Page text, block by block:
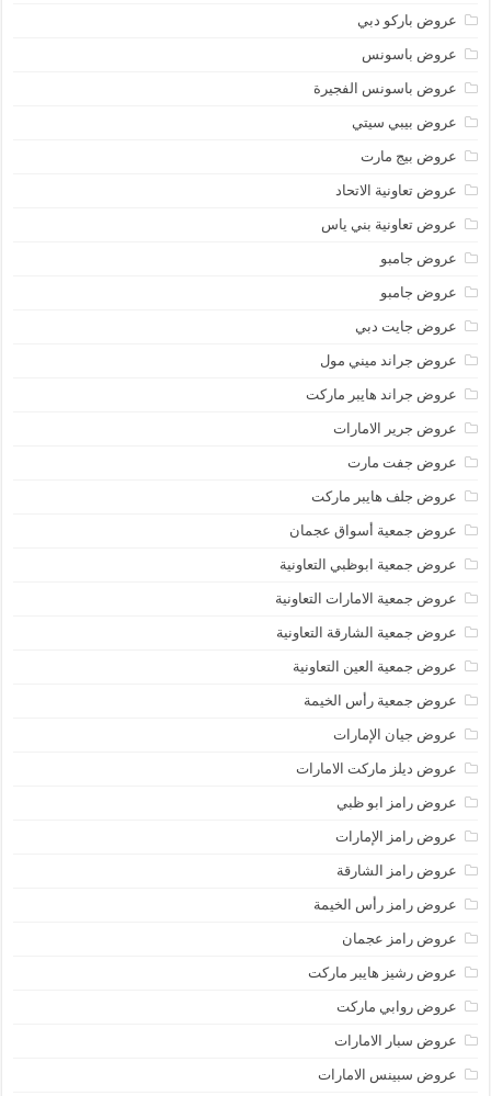
عروض باركو دبي
عروض باسونس
عروض باسونس الفجيرة
عروض بيبي سيتي
عروض بيج مارت
عروض تعاونية الاتحاد
عروض تعاونية بني ياس
عروض جامبو
عروض جامبو
عروض جايت دبي
عروض جراند ميني مول
عروض جراند هايبر ماركت
عروض جرير الامارات
عروض جفت مارت
عروض جلف هايبر ماركت
عروض جمعية أسواق عجمان
عروض جمعية ابوظبي التعاونية
عروض جمعية الامارات التعاونية
عروض جمعية الشارقة التعاونية
عروض جمعية العين التعاونية
عروض جمعية رأس الخيمة
عروض جيان الإمارات
عروض ديلز ماركت الامارات
عروض رامز ابو ظبي
عروض رامز الإمارات
عروض رامز الشارقة
عروض رامز رأس الخيمة
عروض رامز عجمان
عروض رشيز هايبر ماركت
عروض روابي ماركت
عروض سبار الامارات
عروض سبينس الامارات